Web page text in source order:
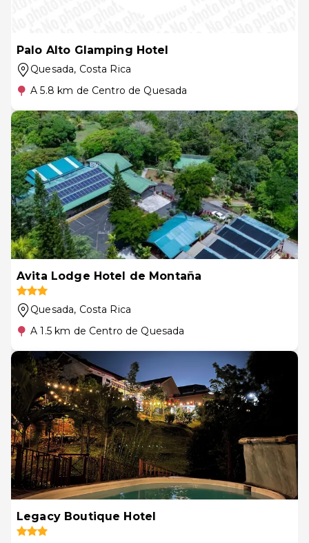
Palo Alto Glamping Hotel
Quesada, Costa Rica
A 5.8 km de Centro de Quesada
Avita Lodge Hotel de Montaña
Quesada, Costa Rica
A 1.5 km de Centro de Quesada
Legacy Boutique Hotel